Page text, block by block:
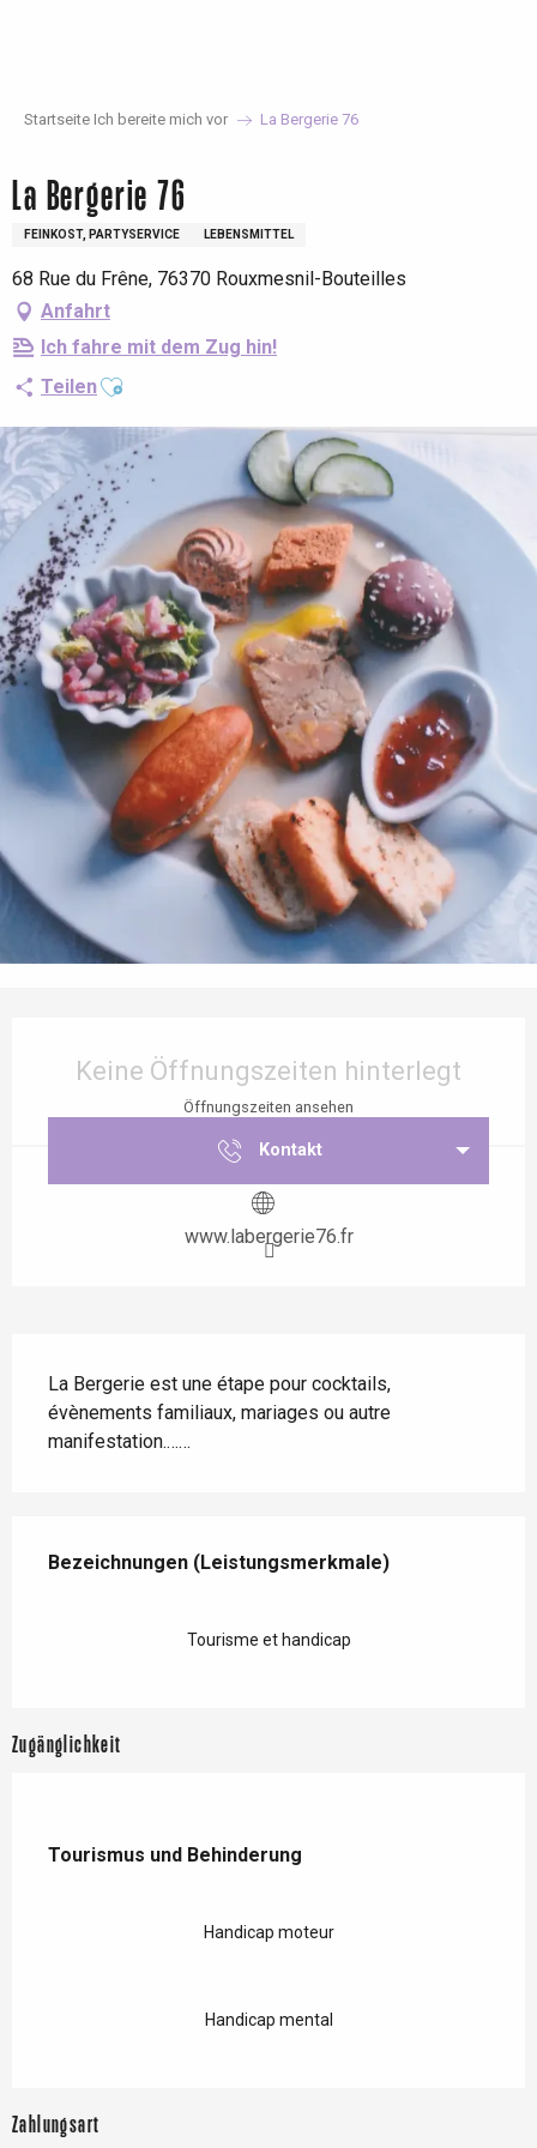
Startseite Ich bereite mich vor La Bergerie 76
La Bergerie 76
FEINKOST, PARTYSERVICE LEBENSMITTEL
68 Rue du Frêne, 76370 Rouxmesnil-Bouteilles
Anfahrt
Ich fahre mit dem Zug hin!
TeilenAjouter aux favoris
Keine Öffnungszeiten hinterlegt
Öffnungszeiten ansehen
Kontakt
www.labergerie76.fr
La Bergerie est une étape pour cocktails,
évènements familiaux, mariages ou autre
manifestation.……
Bezeichnungen (Leistungsmerkmale)
Bezeichnungen (Leistungsmerkmale)
Tourisme et handicap
Zugänglichkeit
Tourismus und Behinderung
Tourismus und Behinderung
Handicap moteur
Handicap mental
Zahlungsart